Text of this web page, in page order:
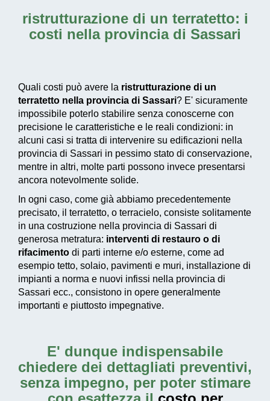
ristrutturazione di un terratetto: i
costi nella provincia di Sassari
Quali costi può avere la ristrutturazione di un
terratetto nella provincia di Sassari? E' sicuramente
impossibile poterlo stabilire senza conoscerne con
precisione le caratteristiche e le reali condizioni: in
alcuni casi si tratta di intervenire su edificazioni nella
provincia di Sassari in pessimo stato di conservazione,
mentre in altri, molte parti possono invece presentarsi
ancora notevolmente solide.
In ogni caso, come già abbiamo precedentemente
precisato, il terratetto, o terracielo, consiste solitamente
in una costruzione nella provincia di Sassari di
generosa metratura: interventi di restauro o di
rifacimento di parti interne e/o esterne, come ad
esempio tetto, solaio, pavimenti e muri, installazione di
impianti a norma e nuovi infissi nella provincia di
Sassari ecc., consistono in opere generalmente
importanti e piuttosto impegnative.
E' dunque indispensabile
chiedere dei dettagliati preventivi,
senza impegno, per poter stimare